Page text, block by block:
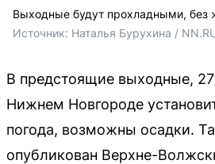
Выходные будут прохладными, без
Источник: Наталья Бурухина /
В предстоящие выходные,
Нижнем Новгороде
погода, возможны осадки.
опубликован Верхне-